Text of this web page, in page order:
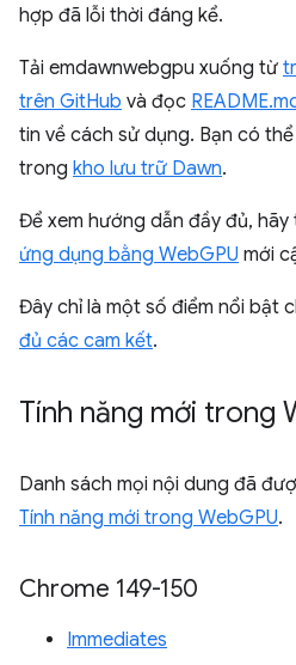
hợp đã lỗi thời đáng kể.
Tải emdawnwebgpu xuống từ
trên GitHub và đọc
tin về cách sử dụng. Bạn có
trong kho lưu trữ Dawn.
Để xem hướng dẫn đầy đủ, hãy
ứng dụng bằng WebGPU mới
Đây chỉ là một số điểm nổi bật
đủ các cam kết.
Tính năng mới trong
Danh sách mọi nội dung đã
Tính năng mới trong WebGPU.
Chrome 149-150
Immediates